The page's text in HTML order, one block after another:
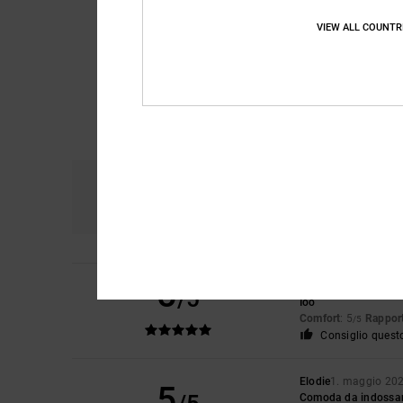
5/5
Ioo
Comfort: 5/5
Consiglio
Elodie1. maggio
Comoda da
VIEW ALL